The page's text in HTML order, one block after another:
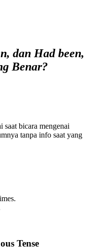
dan Had been,
Benar?
saat bicara mengenai
tanpa info saat yang
Tense